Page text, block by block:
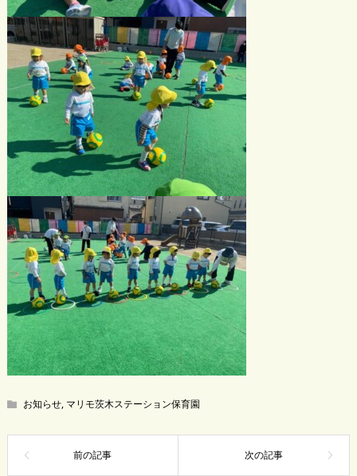
お知らせ, マリモ茨木ステーション保育園